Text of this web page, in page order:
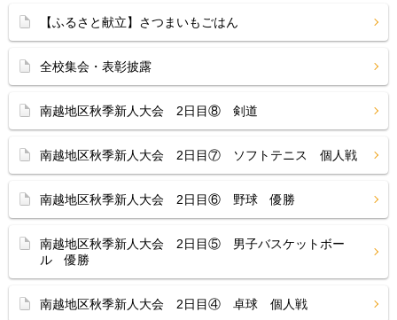
【ふるさと献立】さつまいもごはん
全校集会・表彰披露
南越地区秋季新人大会 2日目⑧ 剣道
南越地区秋季新人大会 2日目⑦ ソフトテニス 個人戦
南越地区秋季新人大会 2日目⑥ 野球 優勝
南越地区秋季新人大会 2日目⑤ 男子バスケットボー
ル 優勝
南越地区秋季新人大会 2日目④ 卓球 個人戦